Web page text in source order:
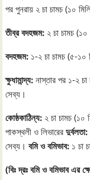
পর পুনরায় ২ চা চামচ (১০
তীব্র বদহজম: ২ চা চামচ (১০
বদহজম: ১-২ চা চামচ (৫-১০
ক্ষুধামান্দ্য: নাস্তার পর ১-২ চা
সেব্য।
কোষ্ঠকাঠিন্য: ২ চা চামচ (১০
পাকস্থলী ও লিভারেরদুর্বলতা:
সেব্য।বমি ও বমিভাব: ১ চা
(বিঃ দ্রঃ বমি ও বমিভাব এর